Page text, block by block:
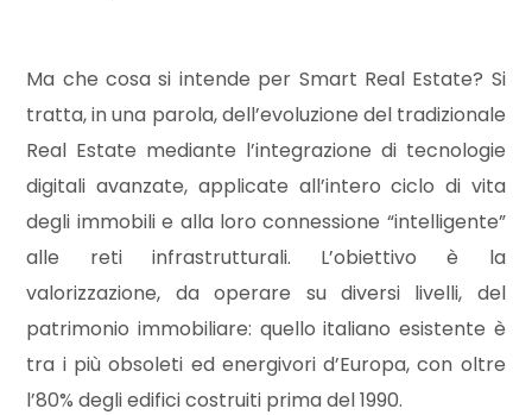
Ma che cosa si intende per Smart Real Estate? Si
tratta, in una parola, dell’evoluzione del tradizionale
Real Estate mediante l’integrazione di tecnologie
digitali avanzate, applicate all’intero ciclo di vita
degli immobili e alla loro connessione “intelligente”
alle reti infrastrutturali. L’obiettivo è la
valorizzazione, da operare su diversi livelli, del
patrimonio immobiliare: quello italiano esistente è
tra i più obsoleti ed energivori d’Europa, con oltre
l’80% degli edifici costruiti prima del 1990.
CONTATTI
Comune
Tipologia
-
multiscelta
Qualsiasi